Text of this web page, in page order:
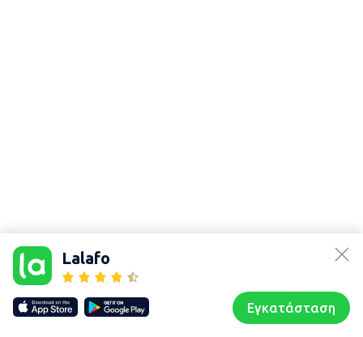
Lalafo
Εγκατάσταση
Our websites
lalafo.kg
lalafo.rs
lalafo.pl
Sitemap
Συζητήσεις Προφίλ